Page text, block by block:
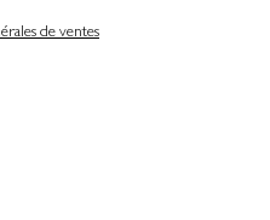
de ventes